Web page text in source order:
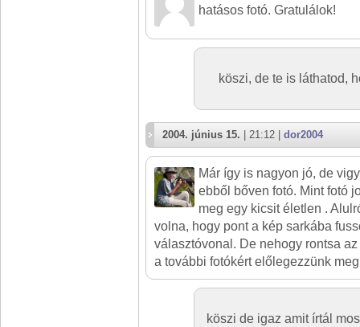
hatásos fotó. Gratulálok!
köszi, de te is láthatod,
2004. június 15. | 21:12 | dor2004
Már így is nagyon jó, de
ebből bőven fotó. Mint fotó
meg egy kicsit életlen .
volna, hogy pont a kép sarkába
választóvonal. De nehogy rontsa
a további fotókért előlegezzünk
köszi de igaz amit írtál